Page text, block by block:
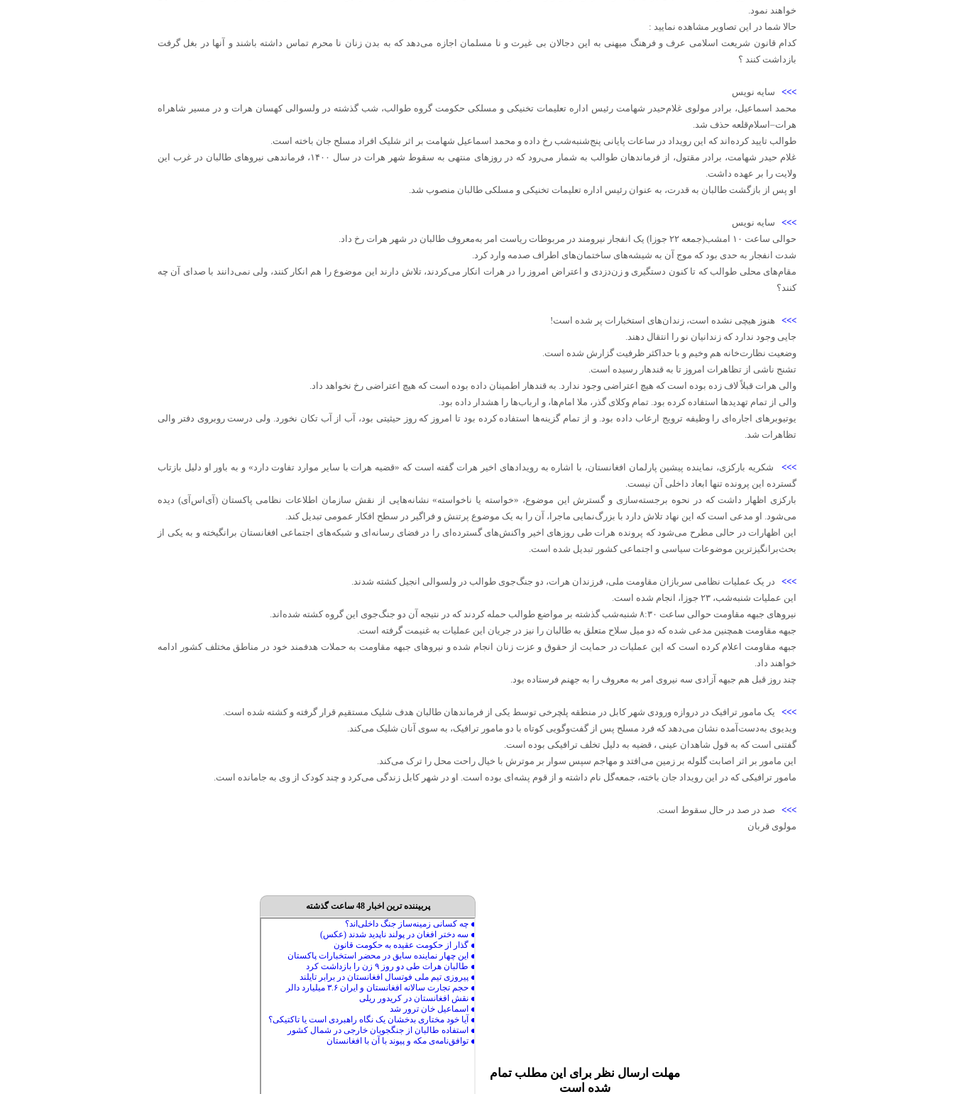
خواهند نمود.
حالا شما در این تصاویر مشاهده نمایید :
کدام قانون شریعت اسلامی عرف و فرهنگ میهنی به این دجالان بی غیرت و نا مسلمان اجازه می‌دهد که به بدن زنان نا محرم تماس داشته باشند و آنها در بغل گرفت
بازداشت کنند ؟
>>> سایه نویس‏
محمد اسماعیل، برادر مولوی غلام‌حیدر شهامت رئیس اداره تعلیمات تخنیکی و مسلکی حکومت گروه طوالب، شب گذشته در ولسوالی کهسان هرات و در مسیر شاهراه
هرات–اسلام‌قلعه حذف شد.
طوالب تایید کرده‌اند که این رویداد در ساعات پایانی پنج‌شنبه‌شب رخ داده و محمد اسماعیل شهامت بر اثر شلیک افراد مسلح جان باخته است.
غلام حیدر شهامت، برادر مقتول، از فرماندهان طوالب به شمار می‌رود که در روزهای منتهی به سقوط شهر هرات در سال ۱۴۰۰، فرماندهی نیروهای طالبان در غرب این
ولایت را بر عهده داشت.
او پس از بازگشت طالبان به قدرت، به عنوان رئیس اداره تعلیمات تخنیکی و مسلکی طالبان منصوب شد.
>>> سایه نویس‏
حوالی ساعت ۱۰ امشب(جمعه ۲۲ جوزا) یک انفجار نیرومند در مربوطات ریاست امر به‌معروف طالبان در شهر هرات رخ داد.
شدت انفجار به حدی بود که موج آن به شیشه‌های ساختمان‌های اطراف صدمه وارد کرد.
مقام‌های محلی طوالب که تا کنون دستگیری و زن‌دزدی و اعتراض امروز را در هرات انکار می‌کردند، تلاش دارند این موضوع را هم انکار کنند، ولی نمی‌دانند با صدای آن چه
کنند؟
>>> هنوز هیچی نشده است، زندان‌های استخبارات پر شده است!
جایی وجود ندارد که زندانیان نو را انتقال دهند.
وضعیت نظارت‌خانه هم وخیم و با حداکثر ظرفیت گزارش شده است.
تشنج ناشی از تظاهرات امروز تا به قندهار رسیده است.
والی هرات قبلاً لاف زده بوده است که هیچ اعتراضی وجود ندارد. به قندهار اطمینان داده بوده است که هیچ اعتراضی رخ نخواهد داد.
والی از تمام تهدیدها استفاده کرده بود. تمام وکلای گذر، ملا امام‌ها، و ارباب‌ها را هشدار داده بود.
یوتیوبر‌های اجاره‌ای را وظیفه ترویج ارعاب داده بود. و از تمام گزینه‌ها استفاده کرده بود تا امروز که روز حیثیتی بود، آب از آب تکان نخورد. ولی درست روبروی دفتر والی
تظاهرات شد.
>>> شکریه بارکزی، نماینده پیشین پارلمان افغانستان، با اشاره به رویدادهای اخیر هرات گفته است که «قضیه هرات با سایر موارد تفاوت دارد» و به باور او دلیل بازتاب
گسترده این پرونده تنها ابعاد داخلی آن نیست.
بارکزی اظهار داشت که در نحوه برجسته‌سازی و گسترش این موضوع، «خواسته یا ناخواسته» نشانه‌هایی از نقش سازمان اطلاعات نظامی پاکستان (آی‌اس‌آی) دیده
می‌شود. او مدعی است که این نهاد تلاش دارد با بزرگ‌نمایی ماجرا، آن را به یک موضوع پرتنش و فراگیر در سطح افکار عمومی تبدیل کند.
این اظهارات در حالی مطرح می‌شود که پرونده هرات طی روزهای اخیر واکنش‌های گسترده‌ای را در فضای رسانه‌ای و شبکه‌های اجتماعی افغانستان برانگیخته و به یکی از
بحث‌برانگیزترین موضوعات سیاسی و اجتماعی کشور تبدیل شده است.
>>> در یک عملیات نظامی سربازان مقاومت ملی، فرزندان هرات، دو جنگ‌جوی طوالب در ولسوالی انجیل کشته شدند.
این عملیات شنبه‌شب، ۲۳ جوزا، انجام شده است.
نیروهای جبهه مقاومت حوالی ساعت ۸:۳۰ شنبه‌شب گذشته بر مواضع طوالب حمله کردند که در نتیجه آن دو جنگ‌جوی این گروه کشته شده‌اند.
جبهه مقاومت همچنین مدعی شده که دو میل سلاح متعلق به طالبان را نیز در جریان این عملیات به غنیمت گرفته است.
جبهه مقاومت اعلام کرده است که این عملیات در حمایت از حقوق و عزت زنان انجام شده و نیروهای جبهه مقاومت به حملات هدفمند خود در مناطق مختلف کشور ادامه
خواهند داد.
چند روز قبل هم جبهه آزادی سه نیروی امر به معروف را به جهنم فرستاده بود.
>>> یک مامور ترافیک در دروازه ورودی شهر کابل در منطقه پلچرخی توسط یکی از فرماندهان طالبان هدف شلیک مستقیم قرار گرفته و کشته شده است.
ویدیوی به‌دست‌آمده نشان می‌دهد که فرد مسلح پس از گفت‌وگویی کوتاه با دو مامور ترافیک، به سوی آنان شلیک می‌کند.
گفتنی است که به قول شاهدان عینی ، قضیه به دلیل تخلف ترافیکی بوده است.
این مامور بر اثر اصابت گلوله بر زمین می‌افتد و مهاجم سپس سوار بر موترش با خیال راحت محل را ترک می‌کند.
مامور ترافیکی که در این رویداد جان باخته، جمعه‌گل نام داشته و از قوم پشه‌ای بوده است. او در شهر کابل زندگی می‌کرد و چند کودک از وی به جامانده است.
>>> صد در صد در حال سقوط است.
مولوی قربان
مهلت ارسال نظر برای این مطلب تمام
شده است
پربیننده ترین اخبار 48 ساعت گذشته